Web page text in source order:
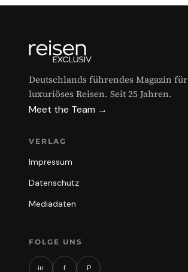
Deutschlands führendes Magazin für
luxuriöses Reisen. Seit 25 Jahren.
Meet the Team →
VERLAG
Impressum
Datenschutz
Mediadaten
FOLGE UNS
in f P